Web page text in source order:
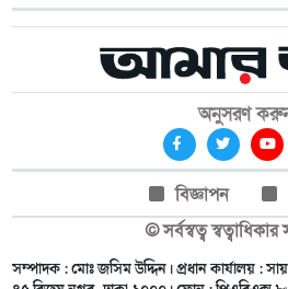
অনুসরণ
বিজ্ঞাপন
© সর্বস্বত্ব
সম্পাদক : মোঃ জসিম উদ্দিন। প্রধান কার্যালয় :